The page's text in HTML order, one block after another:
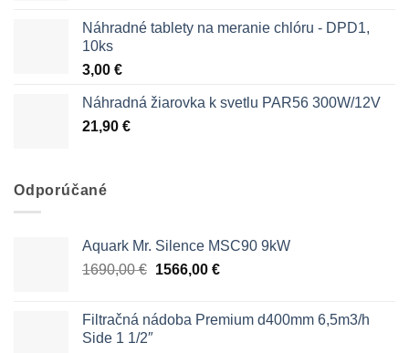
Náhradné tablety na meranie chlóru - DPD1,
10ks
3,00 €
Náhradná žiarovka k svetlu PAR56 300W/12V
21,90 €
Odporúčané
Aquark Mr. Silence MSC90 9kW
1690,00€ Pôvodná
1690,00 €.
1566,00 €Aktuálna
1566,00 €.
Filtračná nádoba Premium d400mm 6,5m3/h
Side 1 1/2″